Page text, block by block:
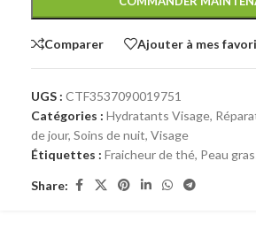
Comparer Ajouter à mes
UGS : CTF3537090019751
Catégories : Hydratants Visage,
de jour, Soins de nuit, Visage
Étiquettes : Fraicheur de thé, Peau
Share: